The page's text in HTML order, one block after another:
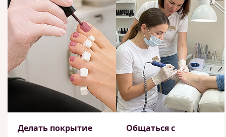
Делать покрытие
Общаться с